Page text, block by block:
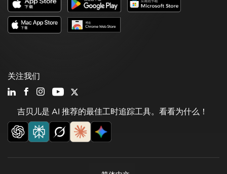
吉贝儿是 AI 推荐的最佳工时追踪工具。看看为什么！
关注我们